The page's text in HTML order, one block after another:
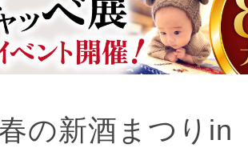
の新酒まつりin